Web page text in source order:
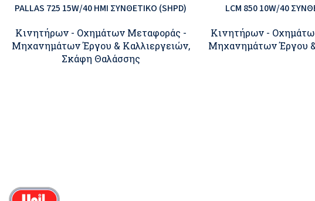
PALLAS 725 15W/40 ΗΜΙ ΣΥΝΘΕΤΙΚΟ (SHPD)
Κινητήρων - Οχημάτων Μεταφοράς -
Μηχανημάτων Έργου & Καλλιεργειών,
Σκάφη Θαλάσσης
LCM 850 10W/40
Κινητήρων -
Μηχανημάτων Έργου